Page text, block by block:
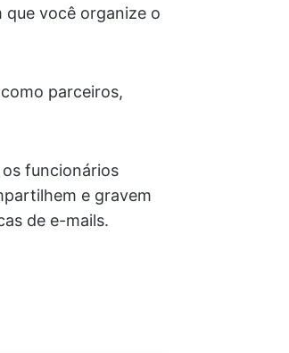
que você organize o
parceiros,
funcionários
e gravem
de e-mails.